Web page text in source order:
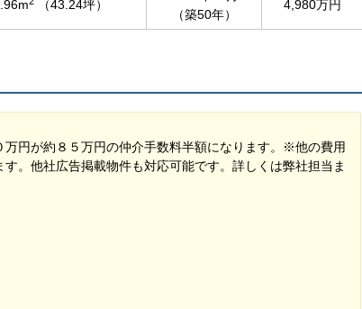
（43.24坪）
（築50年）
4,980万円
円が約８５万円の仲介手数料半額になります。※他の費用
。他社広告掲載物件も対応可能です。詳しくは弊社担当ま